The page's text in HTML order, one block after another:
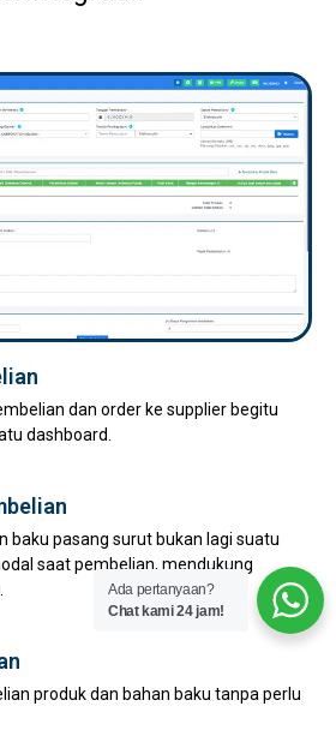
dan order ke supplier begitu
dashboard.
baku pasang surut bukan lagi suatu
saat pembelian, mendukung
produk dan bahan baku tanpa perlu
Ada pertanyaan?
Chat kami 24 jam!